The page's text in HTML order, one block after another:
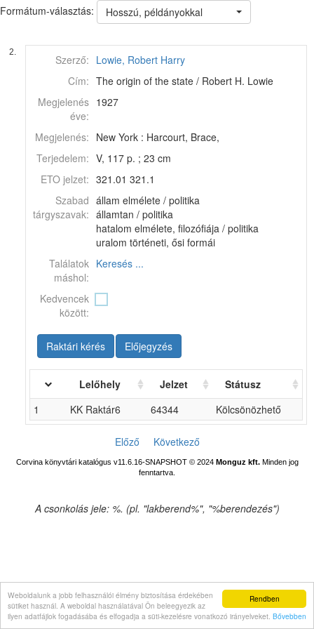
Rendben
Weboldalunk a jobb felhasználói élmény biztosítása érdekében
sütiket használ. A weboldal használatával Ön beleegyezik az
ilyen adatfájlok fogadásába és elfogadja a süti-kezelésre vonatkozó irányelveket. Bővebben
Formátum-választás: Hosszú, példányokkal
2.
Szerző: Lowie, Robert Harry
Cím: The origin of the state / Robert H. Lowie
Megjelenés
éve:
1927
Megjelenés: New York : Harcourt, Brace,
Terjedelem: V, 117 p. ; 23 cm
ETO jelzet: 321.01 321.1
Szabad
tárgyszavak:
állam elmélete / politika
államtan / politika
hatalom elmélete, filozófiája / politika
uralom történeti, ősi formái
Találatok
máshol:
Keresés ...
Kedvencek
között:
Raktári kérés Előjegyzés
Lelőhely Jelzet
Státusz
1
KK Raktár6 64344 Kölcsönözhető
Előző Következő
Corvina könyvtári katalógus v11.6.16-SNAPSHOT© 2024 Monguz kft.Minden jog
fenntartva.
A csonkolás jele: %. (pl. "lakberend%", "%berendezés")